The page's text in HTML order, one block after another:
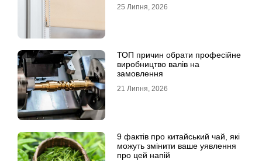
25 Липня, 2026
ТОП причин обрати професійне
виробництво валів на
замовлення
21 Липня, 2026
9 фактів про китайський чай, які
можуть змінити ваше уявлення
про цей напій